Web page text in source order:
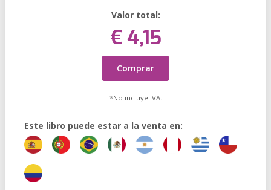
Valor total:
€ 4,15
Comprar
*No incluye IVA.
Este libro puede estar a la venta en: